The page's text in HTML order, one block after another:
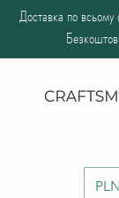
Доставка по всьому